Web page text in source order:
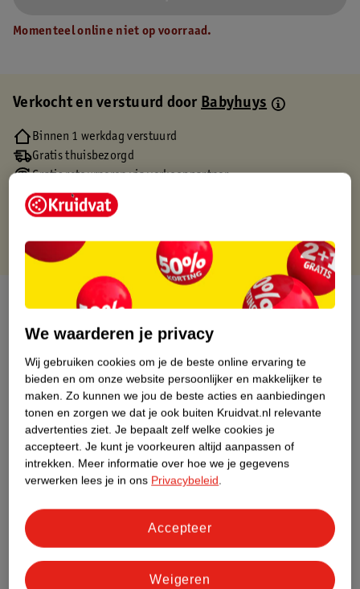
Momenteel online niet op voorraad.
Verkocht en verstuurd doorBabyhuys
Binnen 1 werkdag verstuurd
Gratis thuisbezorgd
Gratis retourneren via verkooppartner.
Gratis punten met je Kruidvat kaart
Over dit product
Productinformatie
Nature Impact Score
Dit product heeft (nog) geen Nature
Impact Score.
Meer informatie
Bestel & Bezorginformatie
Bekijk ook
We waarderen je privacy
Wij gebruiken cookies om je de beste online ervaring te
bieden en om onze website persoonlijker en makkelijker te
maken. Zo kunnen we jou de beste acties en aanbiedingen
tonen en zorgen we dat je ook buiten Kruidvat.nl relevante
advertenties ziet. Je bepaalt zelf welke cookies je
accepteert. Je kunt je voorkeuren altijd aanpassen of
intrekken. Meer informatie over hoe we je gegevens
verwerken lees je in ons Privacybeleid.
Weigeren
Accepteer